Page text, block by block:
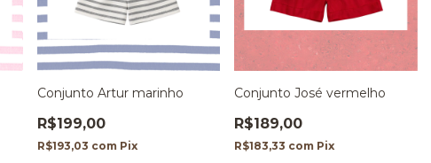
Conjunto Artur marinho
R$199,00
R$193,03 com Pix
Conjunto José vermelho
R$189,00
R$183,33 com Pix